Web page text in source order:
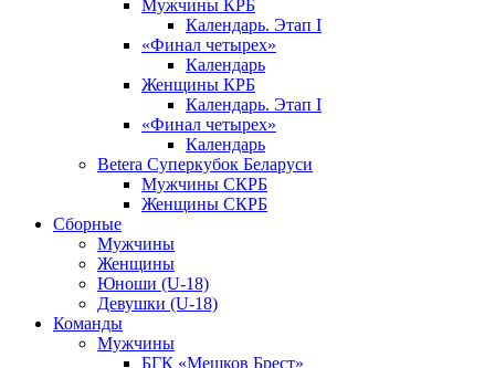
Мужчины КРБ
Календарь. Этап I
«Финал четырех»
Календарь
Женщины КРБ
Календарь. Этап I
«Финал четырех»
Календарь
Betera Суперкубок Беларуси
Мужчины СКРБ
Женщины СКРБ
Сборные
Мужчины
Женщины
Юноши (U-18)
Девушки (U-18)
Команды
Мужчины
БГК «Мешков Брест»